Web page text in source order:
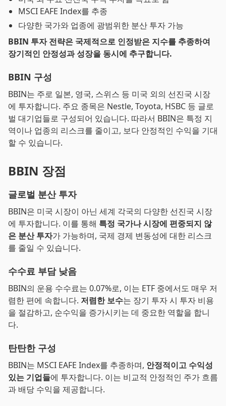
MSCI EAFE Index를 추종
다양한 국가와 업종에 광범위한 분산 투자 가능
BBIN 투자 전략은 국제적으로 인정받은 지수를 추종하여
장기적인 안정성과 성장을 동시에 추구합니다.
BBIN 구성
BBIN는 주로 일본, 영국, 스위스 등 미국 외의 선진국 시장
에 투자합니다. 주요 종목은 Nestle, Toyota, HSBC 등 글로
벌 대기업들로 구성되어 있습니다. 따라서 BBIN은 특정 지
역이나 업종의 리스크를 줄이고, 보다 안정적인 수익을 기대
할 수 있습니다.
BBIN 장점
글로벌 분산 투자
BBIN은 미국 시장이 아닌 세계 각국의 다양한 선진국 시장
에 투자합니다. 이를 통해 특정 국가나 시장에 편중되지 않
은 분산 투자가 가능하며, 국제 경제 변동성에 대한 리스크
를 줄일 수 있습니다.
수수료 부담 낮음
BBIN의 운용 수수료는 0.07%로, 이는 ETF 중에서도 매우 저
렴한 편에 속합니다. 저렴한 보수는 장기 투자 시 투자 비용
을 절감하고, 순수익을 증가시키는 데 중요한 역할을 합니
다.
탄탄한 구성
BBIN는 MSCI EAFE Index를 추종하며, 안정적이고 수익성
있는 기업들에 투자합니다. 이는 비교적 안정적인 주가 흐름
과 배당 수익을 제공합니다.